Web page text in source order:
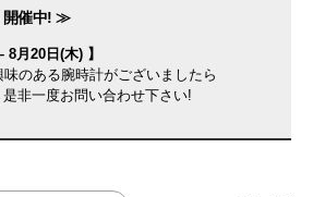
催中! ≫
8月20日(木) 】
のある腕時計がございましたら
是非一度お問い合わせ下さい!